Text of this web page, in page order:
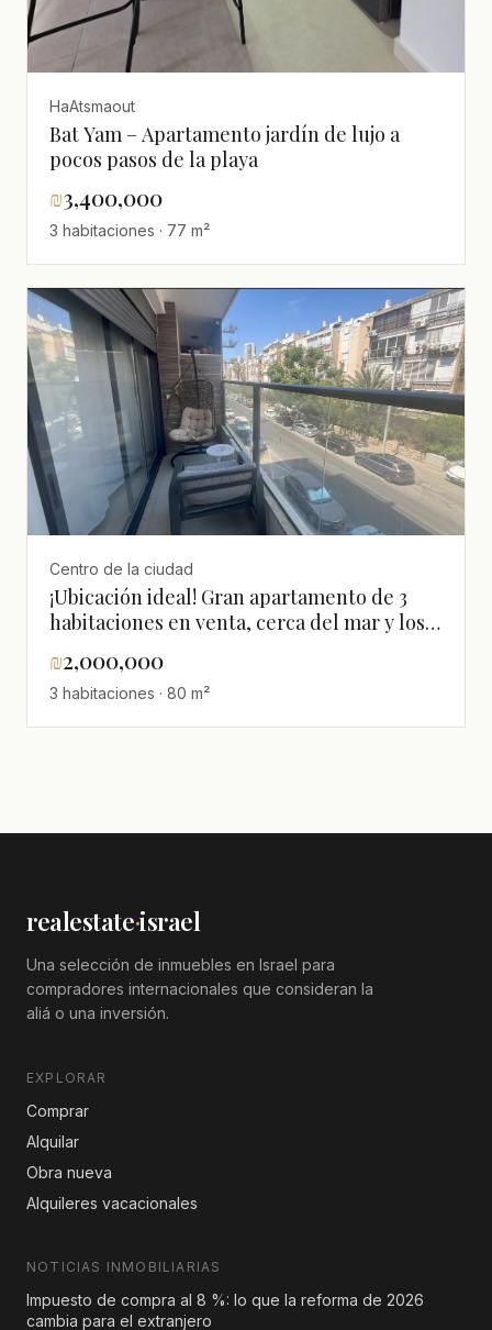
HaAtsmaout
Bat Yam – Apartamento jardín de lujo a
pocos pasos de la playa
₪3,400,000
3 habitaciones · 77 m²
Centro de la ciudad
¡Ubicación ideal! Gran apartamento de 3
habitaciones en venta, cerca del mar y los
₪2,000,000
3 habitaciones · 80 m²
realestate·israel
Una selección de inmuebles en Israel para
compradores internacionales que consideran la
aliá o una inversión.
EXPLORAR
Comprar
Alquilar
Obra nueva
Alquileres vacacionales
NOTICIAS INMOBILIARIAS
Impuesto de compra al 8 %: lo que la reforma de 2026
cambia para el extranjero